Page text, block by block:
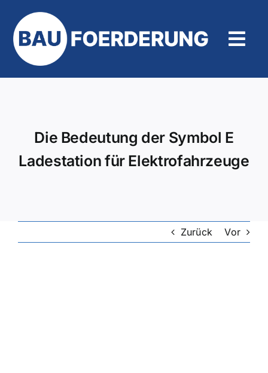
Inhalt
springen
Die Bedeutung der Symbol E
Ladestation für Elektrofahrzeuge
Zurück Vor